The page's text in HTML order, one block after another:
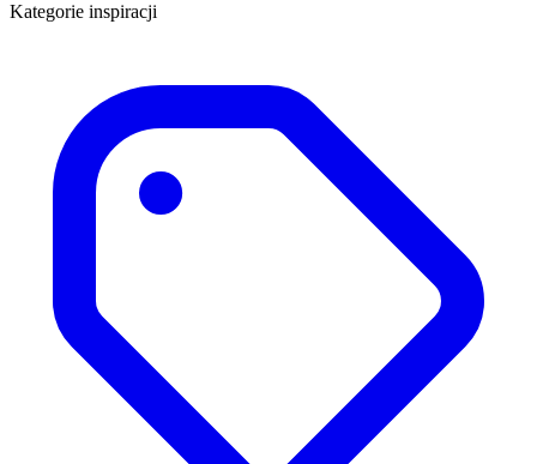
Kategorie inspiracji